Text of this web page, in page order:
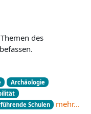
des
Archäologie
Schulen mehr...